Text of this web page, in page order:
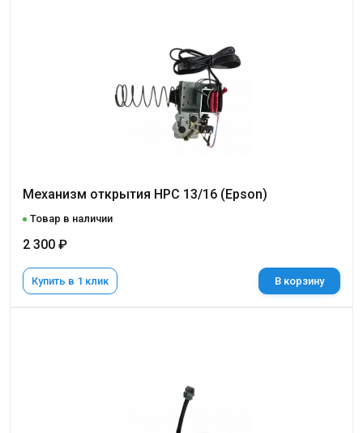
Механизм открытия НРС 13/16 (Epson)
Товар в наличии
2 300 ₽
Купить в 1 клик В корзину